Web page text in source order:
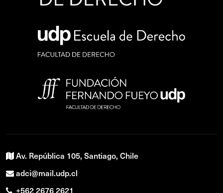
Av. República 105, Santiago, Chile
adci@mail.udp.cl
+562 2676 2621